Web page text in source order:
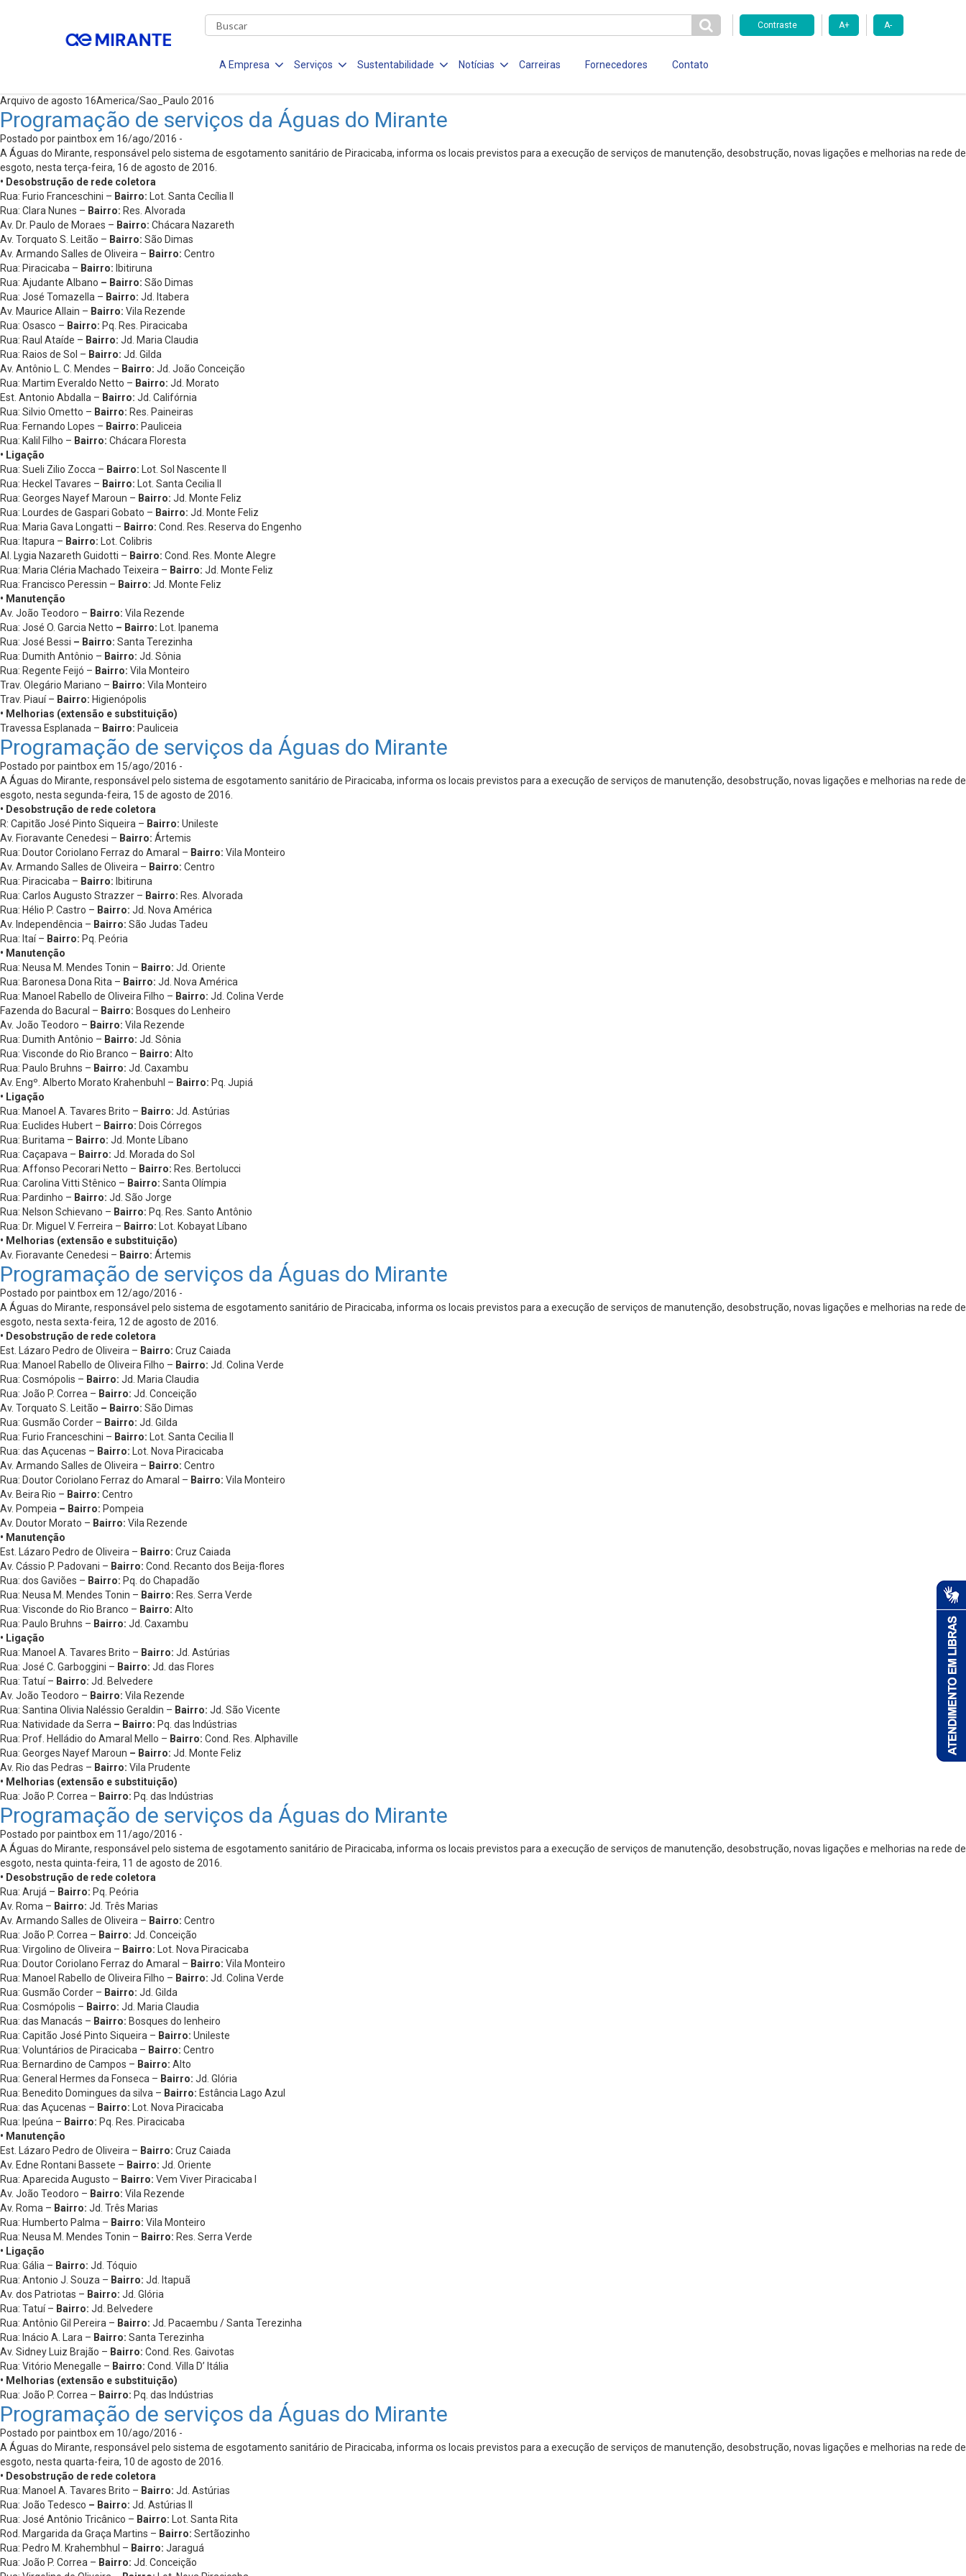
Contraste A+ A-
A Empresa Serviços Sustentabilidade Notícias Carreiras Fornecedores Contato
Arquivo de agosto 16America/Sao_Paulo 2016
Programação de serviços da Águas do Mirante
Postado por paintbox em 16/ago/2016 -
A Águas do Mirante, responsável pelo sistema de esgotamento sanitário de Piracicaba, informa os locais previstos para a execução de serviços de manutenção, desobstrução, novas ligações e melhorias na rede de
esgoto, nesta terça-feira, 16 de agosto de 2016.
• Desobstrução de rede coletora
Rua: Furio Franceschini – Bairro: Lot. Santa Cecília II
Rua: Clara Nunes – Bairro: Res. Alvorada
Av. Dr. Paulo de Moraes – Bairro: Chácara Nazareth
Av. Torquato S. Leitão – Bairro: São Dimas
Av. Armando Salles de Oliveira – Bairro: Centro
Rua: Piracicaba – Bairro: Ibitiruna
Rua: Ajudante Albano – Bairro: São Dimas
Rua: José Tomazella – Bairro: Jd. Itabera
Av. Maurice Allain – Bairro: Vila Rezende
Rua: Osasco – Bairro: Pq. Res. Piracicaba
Rua: Raul Ataíde – Bairro: Jd. Maria Claudia
Rua: Raios de Sol – Bairro: Jd. Gilda
Av. Antônio L. C. Mendes – Bairro: Jd. João Conceição
Rua: Martim Everaldo Netto – Bairro: Jd. Morato
Est. Antonio Abdalla – Bairro: Jd. Califórnia
Rua: Silvio Ometto – Bairro: Res. Paineiras
Rua: Fernando Lopes – Bairro: Pauliceia
Rua: Kalil Filho – Bairro: Chácara Floresta
• Ligação
Rua: Sueli Zilio Zocca – Bairro: Lot. Sol Nascente II
Rua: Heckel Tavares – Bairro: Lot. Santa Cecilia II
Rua: Georges Nayef Maroun – Bairro: Jd. Monte Feliz
Rua: Lourdes de Gaspari Gobato – Bairro: Jd. Monte Feliz
Rua: Maria Gava Longatti – Bairro: Cond. Res. Reserva do Engenho
Rua: Itapura – Bairro: Lot. Colibris
Al. Lygia Nazareth Guidotti – Bairro: Cond. Res. Monte Alegre
Rua: Maria Cléria Machado Teixeira – Bairro: Jd. Monte Feliz
Rua: Francisco Peressin – Bairro: Jd. Monte Feliz
• Manutenção
Av. João Teodoro – Bairro: Vila Rezende
Rua: José O. Garcia Netto – Bairro: Lot. Ipanema
Rua: José Bessi – Bairro: Santa Terezinha
Rua: Dumith Antônio – Bairro: Jd. Sônia
Rua: Regente Feijó – Bairro: Vila Monteiro
Trav. Olegário Mariano – Bairro: Vila Monteiro
Trav. Piauí – Bairro: Higienópolis
• Melhorias (extensão e substituição)
Travessa Esplanada – Bairro: Pauliceia
Programação de serviços da Águas do Mirante
Postado por paintbox em 15/ago/2016 -
A Águas do Mirante, responsável pelo sistema de esgotamento sanitário de Piracicaba, informa os locais previstos para a execução de serviços de manutenção, desobstrução, novas ligações e melhorias na rede de
esgoto, nesta segunda-feira, 15 de agosto de 2016.
• Desobstrução de rede coletora
R: Capitão José Pinto Siqueira – Bairro: Unileste
Av. Fioravante Cenedesi – Bairro: Ártemis
Rua: Doutor Coriolano Ferraz do Amaral – Bairro: Vila Monteiro
Av. Armando Salles de Oliveira – Bairro: Centro
Rua: Piracicaba – Bairro: Ibitiruna
Rua: Carlos Augusto Strazzer – Bairro: Res. Alvorada
Rua: Hélio P. Castro – Bairro: Jd. Nova América
Av. Independência – Bairro: São Judas Tadeu
Rua: Itaí – Bairro: Pq. Peória
• Manutenção
Rua: Neusa M. Mendes Tonin – Bairro: Jd. Oriente
Rua: Baronesa Dona Rita – Bairro: Jd. Nova América
Rua: Manoel Rabello de Oliveira Filho – Bairro: Jd. Colina Verde
Fazenda do Bacural – Bairro: Bosques do Lenheiro
Av. João Teodoro – Bairro: Vila Rezende
Rua: Dumith Antônio – Bairro: Jd. Sônia
Rua: Visconde do Rio Branco – Bairro: Alto
Rua: Paulo Bruhns – Bairro: Jd. Caxambu
Av. Engº. Alberto Morato Krahenbuhl – Bairro: Pq. Jupiá
• Ligação
Rua: Manoel A. Tavares Brito – Bairro: Jd. Astúrias
Rua: Euclides Hubert – Bairro: Dois Córregos
Rua: Buritama – Bairro: Jd. Monte Líbano
Rua: Caçapava – Bairro: Jd. Morada do Sol
Rua: Affonso Pecorari Netto – Bairro: Res. Bertolucci
Rua: Carolina Vitti Stênico – Bairro: Santa Olímpia
Rua: Pardinho – Bairro: Jd. São Jorge
Rua: Nelson Schievano – Bairro: Pq. Res. Santo Antônio
Rua: Dr. Miguel V. Ferreira – Bairro: Lot. Kobayat Líbano
• Melhorias (extensão e substituição)
Av. Fioravante Cenedesi – Bairro: Ártemis
Programação de serviços da Águas do Mirante
Postado por paintbox em 12/ago/2016 -
A Águas do Mirante, responsável pelo sistema de esgotamento sanitário de Piracicaba, informa os locais previstos para a execução de serviços de manutenção, desobstrução, novas ligações e melhorias na rede de
esgoto, nesta sexta-feira, 12 de agosto de 2016.
• Desobstrução de rede coletora
Est. Lázaro Pedro de Oliveira – Bairro: Cruz Caiada
Rua: Manoel Rabello de Oliveira Filho – Bairro: Jd. Colina Verde
Rua: Cosmópolis – Bairro: Jd. Maria Claudia
Rua: João P. Correa – Bairro: Jd. Conceição
Av. Torquato S. Leitão – Bairro: São Dimas
Rua: Gusmão Corder – Bairro: Jd. Gilda
Rua: Furio Franceschini – Bairro: Lot. Santa Cecilia II
Rua: das Açucenas – Bairro: Lot. Nova Piracicaba
Av. Armando Salles de Oliveira – Bairro: Centro
Rua: Doutor Coriolano Ferraz do Amaral – Bairro: Vila Monteiro
Av. Beira Rio – Bairro: Centro
Av. Pompeia – Bairro: Pompeia
Av. Doutor Morato – Bairro: Vila Rezende
• Manutenção
Est. Lázaro Pedro de Oliveira – Bairro: Cruz Caiada
Av. Cássio P. Padovani – Bairro: Cond. Recanto dos Beija-flores
Rua: dos Gaviões – Bairro: Pq. do Chapadão
Rua: Neusa M. Mendes Tonin – Bairro: Res. Serra Verde
Rua: Visconde do Rio Branco – Bairro: Alto
Rua: Paulo Bruhns – Bairro: Jd. Caxambu
• Ligação
Rua: Manoel A. Tavares Brito – Bairro: Jd. Astúrias
Rua: José C. Garboggini – Bairro: Jd. das Flores
Rua: Tatuí – Bairro: Jd. Belvedere
Av. João Teodoro – Bairro: Vila Rezende
Rua: Santina Olivia Naléssio Geraldin – Bairro: Jd. São Vicente
Rua: Natividade da Serra – Bairro: Pq. das Indústrias
Rua: Prof. Helládio do Amaral Mello – Bairro: Cond. Res. Alphaville
Rua: Georges Nayef Maroun – Bairro: Jd. Monte Feliz
Av. Rio das Pedras – Bairro: Vila Prudente
• Melhorias (extensão e substituição)
Rua: João P. Correa – Bairro: Pq. das Indústrias
Programação de serviços da Águas do Mirante
Postado por paintbox em 11/ago/2016 -
A Águas do Mirante, responsável pelo sistema de esgotamento sanitário de Piracicaba, informa os locais previstos para a execução de serviços de manutenção, desobstrução, novas ligações e melhorias na rede de
esgoto, nesta quinta-feira, 11 de agosto de 2016.
• Desobstrução de rede coletora
Rua: Arujá – Bairro: Pq. Peória
Av. Roma – Bairro: Jd. Três Marias
Av. Armando Salles de Oliveira – Bairro: Centro
Rua: João P. Correa – Bairro: Jd. Conceição
Rua: Virgolino de Oliveira – Bairro: Lot. Nova Piracicaba
Rua: Doutor Coriolano Ferraz do Amaral – Bairro: Vila Monteiro
Rua: Manoel Rabello de Oliveira Filho – Bairro: Jd. Colina Verde
Rua: Gusmão Corder – Bairro: Jd. Gilda
Rua: Cosmópolis – Bairro: Jd. Maria Claudia
Rua: das Manacás – Bairro: Bosques do lenheiro
Rua: Capitão José Pinto Siqueira – Bairro: Unileste
Rua: Voluntários de Piracicaba – Bairro: Centro
Rua: Bernardino de Campos – Bairro: Alto
Rua: General Hermes da Fonseca – Bairro: Jd. Glória
Rua: Benedito Domingues da silva – Bairro: Estância Lago Azul
Rua: das Açucenas – Bairro: Lot. Nova Piracicaba
Rua: Ipeúna – Bairro: Pq. Res. Piracicaba
• Manutenção
Est. Lázaro Pedro de Oliveira – Bairro: Cruz Caiada
Av. Edne Rontani Bassete – Bairro: Jd. Oriente
Rua: Aparecida Augusto – Bairro: Vem Viver Piracicaba I
Av. João Teodoro – Bairro: Vila Rezende
Av. Roma – Bairro: Jd. Três Marias
Rua: Humberto Palma – Bairro: Vila Monteiro
Rua: Neusa M. Mendes Tonin – Bairro: Res. Serra Verde
• Ligação
Rua: Gália – Bairro: Jd. Tóquio
Rua: Antonio J. Souza – Bairro: Jd. Itapuã
Av. dos Patriotas – Bairro: Jd. Glória
Rua: Tatuí – Bairro: Jd. Belvedere
Rua: Antônio Gil Pereira – Bairro: Jd. Pacaembu / Santa Terezinha
Rua: Inácio A. Lara – Bairro: Santa Terezinha
Av. Sidney Luiz Brajão – Bairro: Cond. Res. Gaivotas
Rua: Vitório Menegalle – Bairro: Cond. Villa D’ Itália
• Melhorias (extensão e substituição)
Rua: João P. Correa – Bairro: Pq. das Indústrias
Programação de serviços da Águas do Mirante
Postado por paintbox em 10/ago/2016 -
A Águas do Mirante, responsável pelo sistema de esgotamento sanitário de Piracicaba, informa os locais previstos para a execução de serviços de manutenção, desobstrução, novas ligações e melhorias na rede de
esgoto, nesta quarta-feira, 10 de agosto de 2016.
• Desobstrução de rede coletora
Rua: Manoel A. Tavares Brito – Bairro: Jd. Astúrias
Rua: João Tedesco – Bairro: Jd. Astúrias II
Rua: José Antônio Tricânico – Bairro: Lot. Santa Rita
Rod. Margarida da Graça Martins – Bairro: Sertãozinho
Rua: Pedro M. Krahembhul – Bairro: Jaraguá
Rua: João P. Correa – Bairro: Jd. Conceição